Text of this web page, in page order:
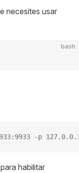
necesites usar
bash
-p
habilitar